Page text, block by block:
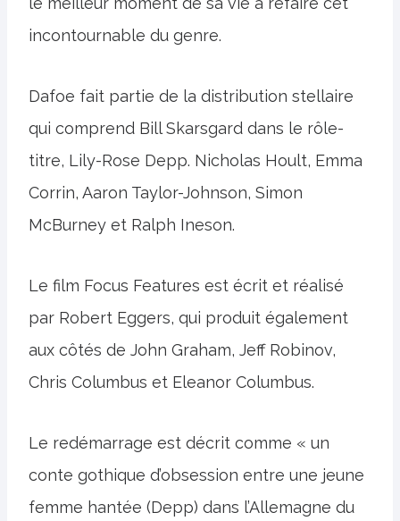
incontournable du genre.
Dafoe fait partie de la distribution stellaire
qui comprend Bill Skarsgard dans le rôle-
titre, Lily-Rose Depp. Nicholas Hoult, Emma
Corrin, Aaron Taylor-Johnson, Simon
McBurney et Ralph Ineson.
Le film Focus Features est écrit et réalisé
par Robert Eggers, qui produit également
aux côtés de John Graham, Jeff Robinov,
Chris Columbus et Eleanor Columbus.
Le redémarrage est décrit comme « un
conte gothique d’obsession entre une jeune
femme hantée (Depp) dans l’Allemagne du